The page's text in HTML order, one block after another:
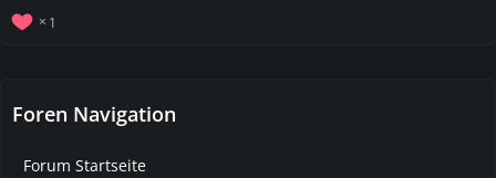
1
Foren Navigation
Forum Startseite